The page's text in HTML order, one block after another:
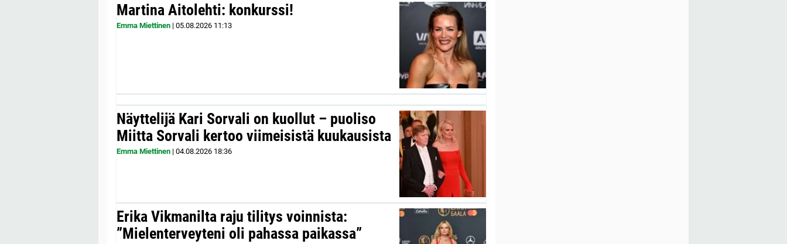
Martina Aitolehti: konkurssi!
Emma Miettinen | 05.08.2026 11:13
Näyttelijä Kari Sorvali on kuollut – puoliso
Miitta Sorvali kertoo viimeisistä kuukausista
Emma Miettinen | 04.08.2026 18:36
Erika Vikmanilta raju tilitys voinnista:
”Mielenterveyteni oli pahassa paikassa”